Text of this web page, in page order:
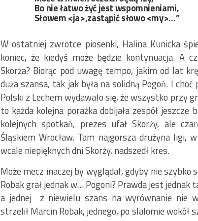
Bo nie łatwo żyć jest wspomnieniami,
Słowem <ja>,zastąpić słowo <my>…”
W ostatniej zwrotce piosenki, Halina Kunicka
koniec, że kiedyś może będzie kontynuacja. A
Skorża? Biorąc pod uwagę tempo, jakim od lat
duża szansa, tak jak była na solidną Pogoń. I
Polski z Lechem wydawało się, że wszystko przy
to każda kolejna porażka dobijała zespół
kolejnych spotkań, prezes ufał Skorży, ale
Śląskiem Wrocław. Tam najgorsza drużyna ligi,
wcale niepięknych dni Skorży, nadszedł kres.
Może mecz inaczej by wyglądał, gdyby nie
Robak grał jednak w… Pogoni? Prawda jest jednak
a jednej z niewielu szans na wyrównanie nie
strzelił Marcin Robak, jednego, po slalomie wokół